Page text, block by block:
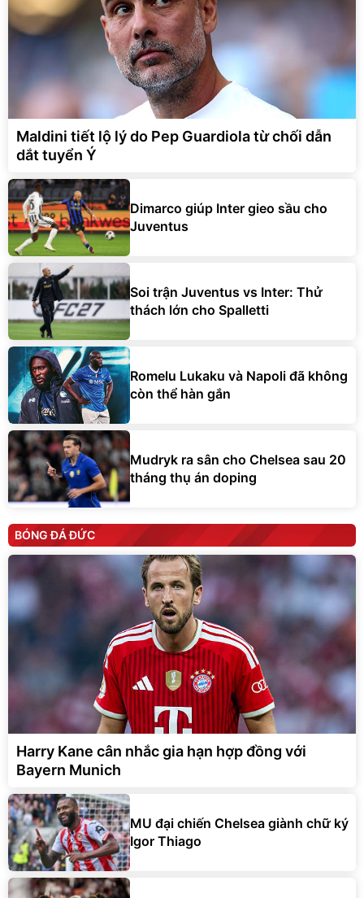
Maldini tiết lộ lý do Pep Guardiola từ chối dẫn
dắt tuyển Ý
Dimarco giúp Inter gieo sầu cho
Juventus
Soi trận Juventus vs Inter: Thử
thách lớn cho Spalletti
Romelu Lukaku và Napoli đã không
còn thể hàn gắn
Mudryk ra sân cho Chelsea sau 20
tháng thụ án doping
BÓNG ĐÁ ĐỨC
Harry Kane cân nhắc gia hạn hợp đồng với
Bayern Munich
MU đại chiến Chelsea giành chữ ký
Igor Thiago